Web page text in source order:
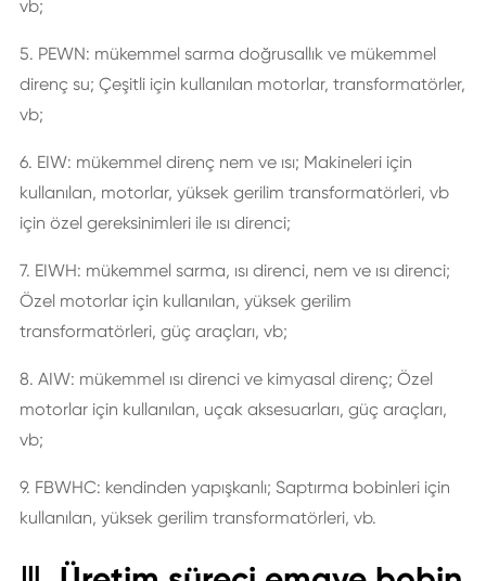
vb;
5. PEWN: mükemmel sarma doğrusallık ve mükemmel
direnç su; Çeşitli için kullanılan motorlar, transformatörler,
vb;
6. EIW: mükemmel direnç nem ve ısı; Makineleri için
kullanılan, motorlar, yüksek gerilim transformatörleri, vb
için özel gereksinimleri ile ısı direnci;
7. EIWH: mükemmel sarma, ısı direnci, nem ve ısı direnci;
Özel motorlar için kullanılan, yüksek gerilim
transformatörleri, güç araçları, vb;
8. AIW: mükemmel ısı direnci ve kimyasal direnç; Özel
motorlar için kullanılan, uçak aksesuarları, güç araçları,
vb;
9. FBWHC: kendinden yapışkanlı; Saptırma bobinleri için
kullanılan, yüksek gerilim transformatörleri, vb.